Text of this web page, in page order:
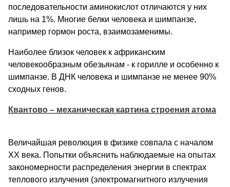
последовательности аминокислот отличаются у них
лишь на 1%. Многие белки человека и шимпанзе,
например гормон роста, взаимозаменимы.
Наиболее близок человек к африканским
человекообразным обезьянам - к горилле и особенно к
шимпанзе. В ДНК человека и шимпанзе не менее 90%
сходных генов.
Квантово – механическая картина строения атома
Величайшая революция в физике совпала с началом
XX века. Попытки объяснить наблюдаемые на опытах
закономерности распределения энергии в спектрах
теплового излучения (электромагнитного излучения